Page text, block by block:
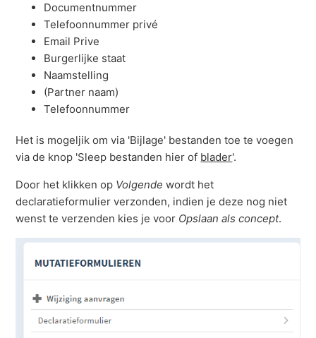
Documentnummer
Telefoonnummer privé
Email Prive
Burgerlijke staat
Naamstelling
(Partner naam)
Telefoonnummer
Het is mogeljik om via 'Bijlage' bestanden toe te voegen
via de knop 'Sleep bestanden hier of blader'.
Door het klikken op Volgende wordt het
declaratieformulier verzonden, indien je deze nog niet
wenst te verzenden kies je voor Opslaan als concept.